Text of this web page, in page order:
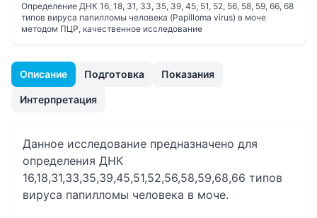
Описание Подготовка Показания
Интерпретация
Данное исследование предназначено для
определения ДНК
16,18,31,33,35,39,45,51,52,56,58,59,68,66 типов
вируса папилломы человека в моче.
Определение ДНК 16, 18, 31, 33, 35, 39, 45, 51, 52, 56, 58, 59, 66, 68
типов вируса папилломы человека (Papilloma virus) в моче
методом ПЦР, качественное исследование